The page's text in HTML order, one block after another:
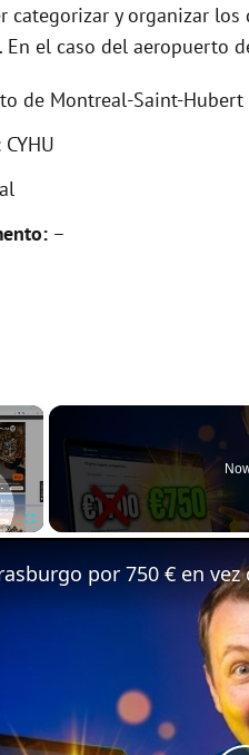
categorizar y organizar
el caso del aeropuerto
de Montreal-Saint-Hubert
CYHU
–
×
Fullscreen